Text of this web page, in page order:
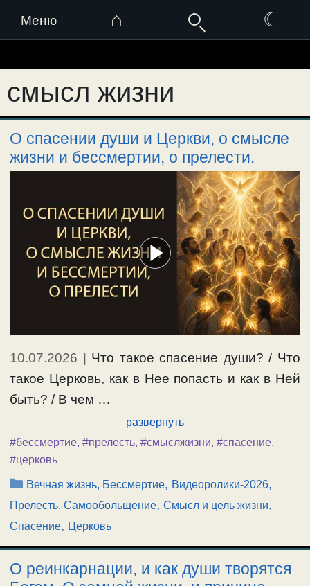
Меню ⌂ ☾
к
содержимому
смысл жизни
О спасении души и Церкви, о смысле
жизни и бессмертии, о прелести.
10.07.2026 | Что такое спасение души? / Что
такое Церковь, как в Нее попасть и как в Ней
быть? / В чем …
развернуть
#бессмертие, #прелесть, #смыслжизни, #спасение,
#церковь
Рубрики
Вечная жизнь, Бессмертие, Видеоролики-2026,
Прелесть, Самообольщение, Смысл и цель жизни,
Спасение, Церковь
О реинкарнации, и как души творятся